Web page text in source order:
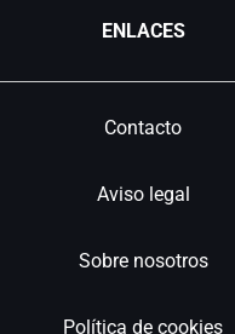
ENLACES
Contacto
Aviso legal
Sobre nosotros
Política de cookies